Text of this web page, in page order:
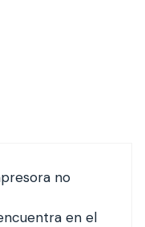
no
en el